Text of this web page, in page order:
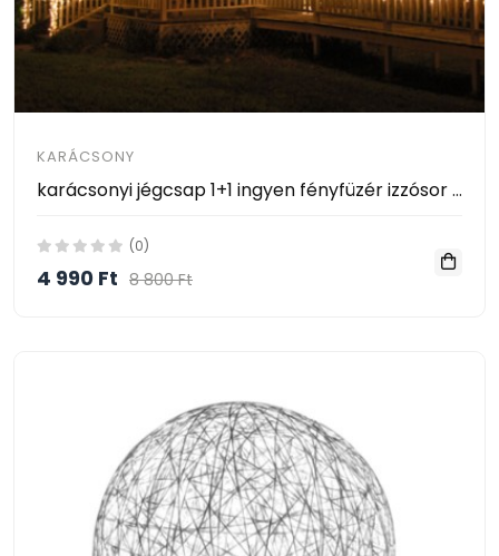
KARÁCSONY
karácsonyi jégcsap 1+1 ingyen fényfüzér izzósor választható hideg,meleg fehér v kék
(0)
4 990 Ft 8 800 Ft